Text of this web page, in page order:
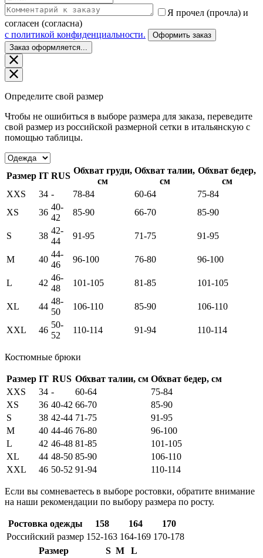
Я прочел (прочла) и
согласен (согласна)
c политикой конфиденциальности.
Оформить заказ
Заказ оформляется...
Определите свой размер
Чтобы не ошибиться в выборе размера для заказа, переведите
свой размер из российской размерной сетки в итальянскую с
помощью таблицы.
Размер IT RUS
Обхват груди,
см
Обхват талии,
см
Обхват бедер,
см
XXS
34 - 78-84 60-64
75-84
XS
36
40-
42
85-90 66-70 85-90
S 38
42-
44
91-95 71-75 91-95
M 40
44-
46
96-100 76-80 96-100
L 42
46-
48
101-105 81-85 101-105
XL 44
48-
50
106-110 85-90 106-110
XXL 46
50-
52
110-114 91-94 110-114
Костюмные брюки
Размер IT RUS Обхват талии, см Обхват бедер, см
XXS
34 - 60-64
75-84
XS
36 40-42 66-70
85-90
S
38 42-44 71-75
91-95
M
40 44-46 76-80
96-100
L
42 46-48 81-85
101-105
XL
44 48-50 85-90
106-110
XXL
46 50-52 91-94 110-114
Если вы сомневаетесь в выборе ростовки, обратите внимание
на наши рекомендации по выбору размера по росту.
Ростовка одежды 158 164
170
Российский размер 152-163 164-169 170-178
Размер
S M
L